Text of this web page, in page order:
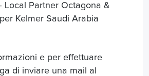
Local Partner Octagona &
Kelmer Saudi Arabia
e per effettuare
di inviare una mail al